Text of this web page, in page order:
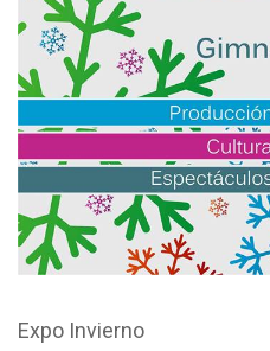
Expo Invierno